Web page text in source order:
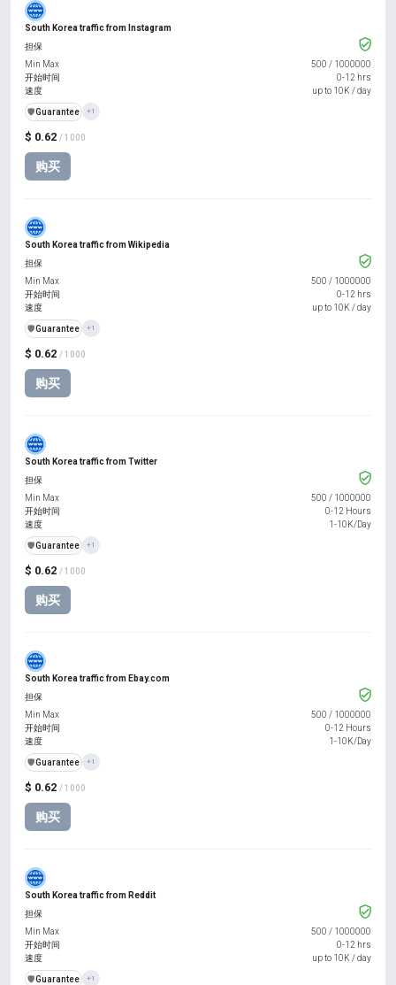
South Korea traffic from Instagram
$ 0.62 / 1000
购买
担保
Min Max
500 / 1000000
开始时间
0-12 hrs
速度
up to 10K / day
️🛡️Guarantee +1
South Korea traffic from Wikipedia
$ 0.62 / 1000
购买
担保
Min Max
500 / 1000000
开始时间
0-12 hrs
速度
up to 10K / day
️🛡️Guarantee +1
South Korea traffic from Twitter
$ 0.62 / 1000
购买
担保
Min Max
500 / 1000000
开始时间
0-12 Hours
速度
1-10K/Day
️🛡️Guarantee +1
South Korea traffic from Ebay.com
$ 0.62 / 1000
购买
担保
Min Max
500 / 1000000
开始时间
0-12 Hours
速度
1-10K/Day
️🛡️Guarantee +1
South Korea traffic from Reddit
担保
Min Max
500 / 1000000
开始时间
0-12 hrs
速度
up to 10K / day
️🛡️Guarantee +1